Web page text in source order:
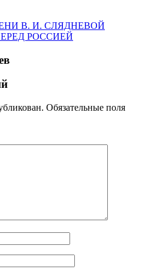
В. И. СЛЯДНЕВОЙ
РОССИЕЙ
Обязательные поля